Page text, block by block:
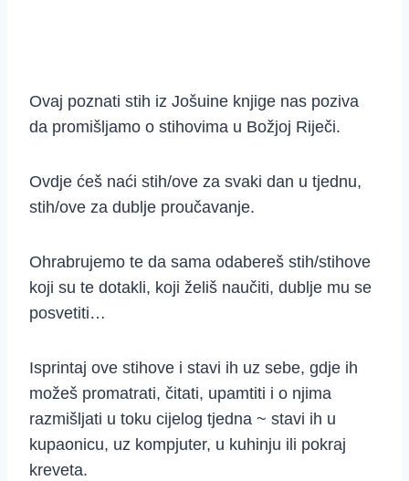
Ovaj poznati stih iz Jošuine knjige nas poziva
da promišljamo o stihovima u Božjoj Riječi.
Ovdje ćeš naći stih/ove za svaki dan u tjednu,
stih/ove za dublje proučavanje.
Ohrabrujemo te da sama odabereš stih/stihove
koji su te dotakli, koji želiš naučiti, dublje mu se
posvetiti…
Isprintaj ove stihove i stavi ih uz sebe, gdje ih
možeš promatrati, čitati, upamtiti i o njima
razmišljati u toku cijelog tjedna ~ stavi ih u
kupaonicu, uz kompjuter, u kuhinju ili pokraj
kreveta.